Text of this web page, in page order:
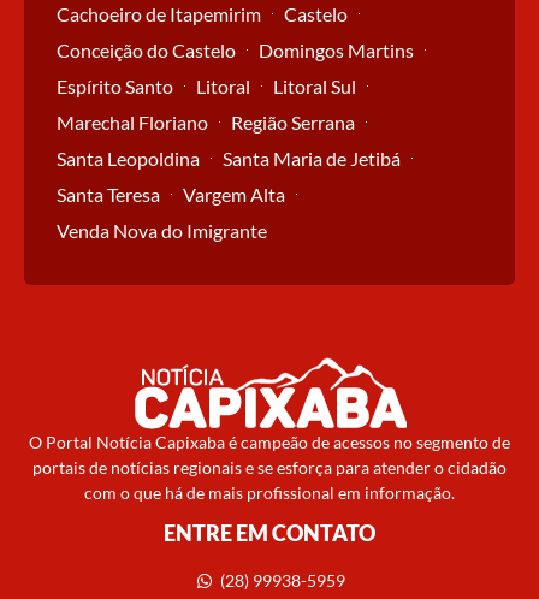
Cachoeiro de Itapemirim
Castelo
Conceição do Castelo
Domingos Martins
Espírito Santo
Litoral
Litoral Sul
Marechal Floriano
Região Serrana
Santa Leopoldina
Santa Maria de Jetibá
Santa Teresa
Vargem Alta
Venda Nova do Imigrante
O Portal Notícia Capixaba é campeão de acessos no segmento de
portais de notícias regionais e se esforça para atender o cidadão
com o que há de mais profissional em informação.
ENTRE EM CONTATO
(28) 99938-5959